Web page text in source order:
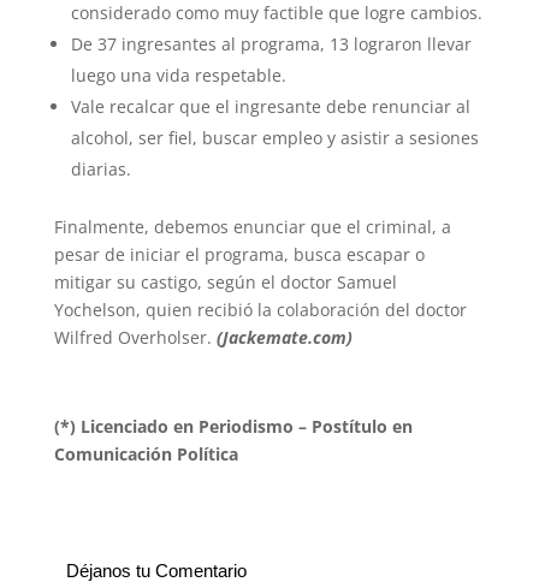
considerado como muy factible que logre cambios.
De 37 ingresantes al programa, 13 lograron llevar
luego una vida respetable.
Vale recalcar que el ingresante debe renunciar al
alcohol, ser fiel, buscar empleo y asistir a sesiones
diarias.
Finalmente, debemos enunciar que el criminal, a
pesar de iniciar el programa, busca escapar o
mitigar su castigo, según el doctor Samuel
Yochelson, quien recibió la colaboración del doctor
Wilfred Overholser. (Jackemate.com)
(*) Licenciado en Periodismo – Postítulo en
Comunicación Política
Déjanos tu Comentario